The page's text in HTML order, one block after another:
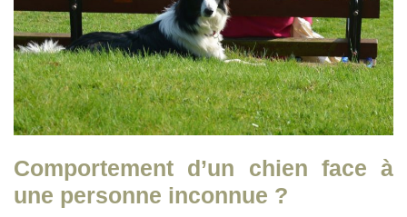
Comportement d’un chien face à
une personne inconnue ?